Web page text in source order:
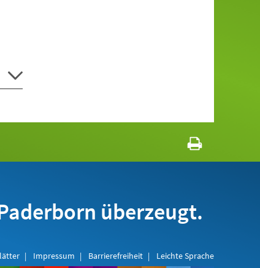
überzeugt.
Impressum Barrierefreiheit Leichte Sprache